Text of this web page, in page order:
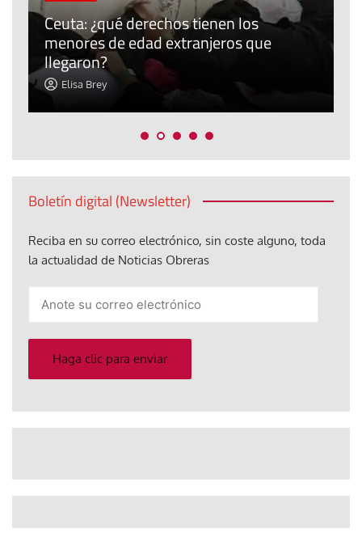
Ceuta: ¿qué derechos tienen los
menores de edad extranjeros que
llegaron?
Elisa Brey
Boletín digital (Newsletter)
Reciba en su correo electrónico, sin coste alguno, toda
la actualidad de Noticias Obreras
electrónico
Haga clic para enviar